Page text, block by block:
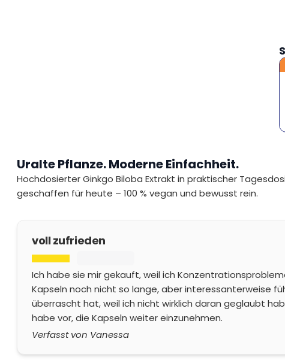
Uralte Pflanze. Moderne Einfachheit.
Hochdosierter Ginkgo Biloba Extrakt in praktischer
geschaffen für heute – 100 % vegan und bewusst rein.
voll zufrieden
Ich habe sie mir gekauft, weil ich
Kapseln noch nicht so lange, aber interessanterweise
überrascht hat, weil ich nicht wirklich daran geglaubt
habe vor, die Kapseln weiter einzunehmen.
Verfasst von Vanessa